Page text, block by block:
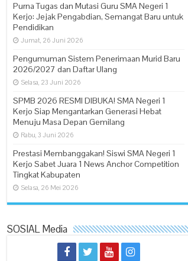
Purna Tugas dan Mutasi Guru SMA Negeri 1
Kerjo: Jejak Pengabdian, Semangat Baru untuk
Pendidikan
Jumat, 26 Juni 2026
Pengumuman Sistem Penerimaan Murid Baru
2026/2027 dan Daftar Ulang
Selasa, 23 Juni 2026
SPMB 2026 RESMI DIBUKA! SMA Negeri 1
Kerjo Siap Mengantarkan Generasi Hebat
Menuju Masa Depan Gemilang
Rabu, 3 Juni 2026
Prestasi Membanggakan! Siswi SMA Negeri 1
Kerjo Sabet Juara 1 News Anchor Competition
Tingkat Kabupaten
Selasa, 26 Mei 2026
SOSIAL Media